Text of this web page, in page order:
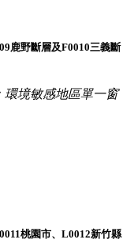
鹿野斷層及F0010三義斷
環境敏感地區單一窗
桃園市、L0012新竹縣